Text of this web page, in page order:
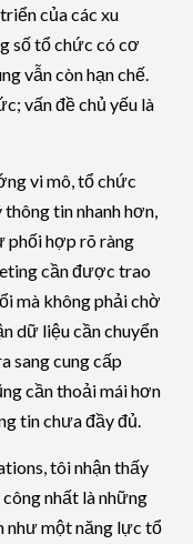
của các xu
số tổ chức có cơ
vẫn còn hạn chế.
vấn đề chủ yếu là
vi mô, tổ chức
tin nhanh hơn,
phối hợp rõ ràng
cần được trao
mà không phải chờ
dữ liệu cần chuyển
sang cung cấp
cần thoải mái hơn
tin chưa đầy đủ.
tôi nhận thấy
nhất là những
như một năng lực tổ